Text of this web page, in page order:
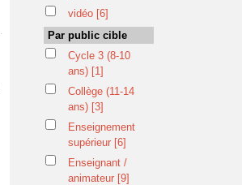
vidéo [6]
Par public cible
Cycle 3 (8-10
ans) [1]
Collège (11-14
ans) [3]
Enseignement
supérieur [6]
Enseignant /
animateur [9]